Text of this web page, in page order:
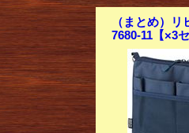
（まとめ）
7680-11【×3